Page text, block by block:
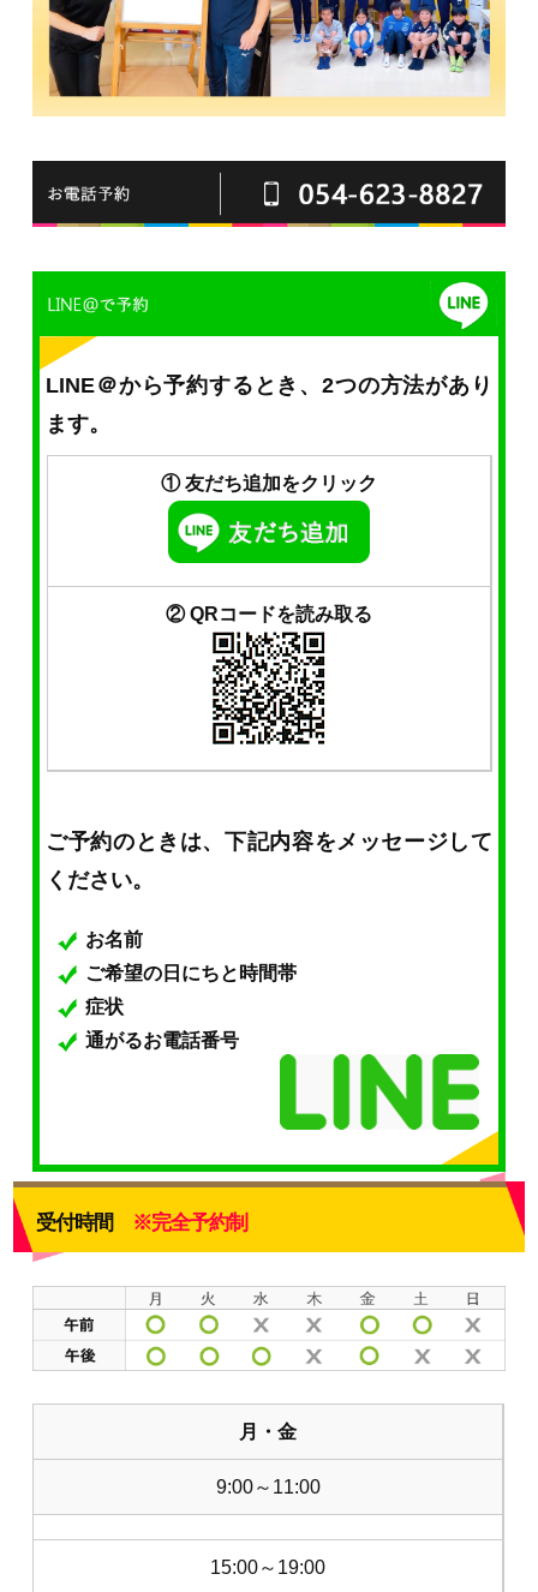
LINE＠から予約するとき、2つの方法があり
ます。
① 友だち追加をクリック
② QRコードを読み取る
ご予約のときは、下記内容をメッセージして
ください。
お名前
ご希望の日にちと時間帯
症状
通がるお電話番号
受付時間 ※完全予約制
月・金
9:00～11:00
15:00～19:00